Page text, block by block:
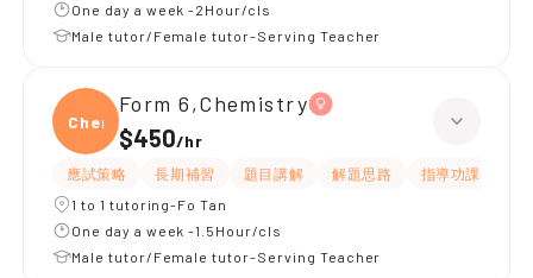
One day a week -2Hour/cls
Male tutor/Female tutor-Serving Teacher
Chemi
Form 6,Chemistry
$450/hr
應試策略 長期補習 題目講解 解題思路 指導功課
1 to 1 tutoring-Fo Tan
One day a week -1.5Hour/cls
Male tutor/Female tutor-Serving Teacher